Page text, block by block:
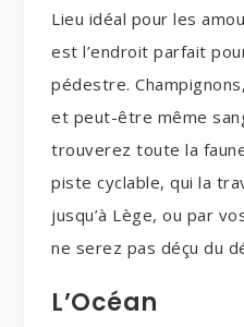
Lieu idéal pour les
est l’endroit parfait
pédestre.
et peut-être même
trouverez toute la
piste cyclable, qui la
jusqu’à Lège, ou par
ne serez pas déçu du
L’Océan